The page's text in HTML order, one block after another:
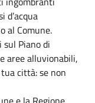
d’acqua
al Comune.
Piano di
aree alluvionabili,
città: se non